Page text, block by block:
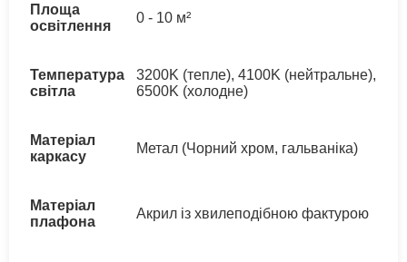
Площа
освітлення
0 - 10 м²
Температура
світла
3200K (тепле), 4100K (нейтральне),
6500K (холодне)
Матеріал
каркасу
Метал (Чорний хром, гальваніка)
Матеріал
плафона
Акрил із хвилеподібною фактурою